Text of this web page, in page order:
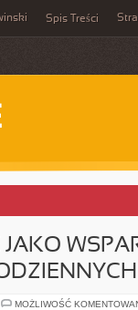
Spis Treści
MOŻLIWOŚĆ